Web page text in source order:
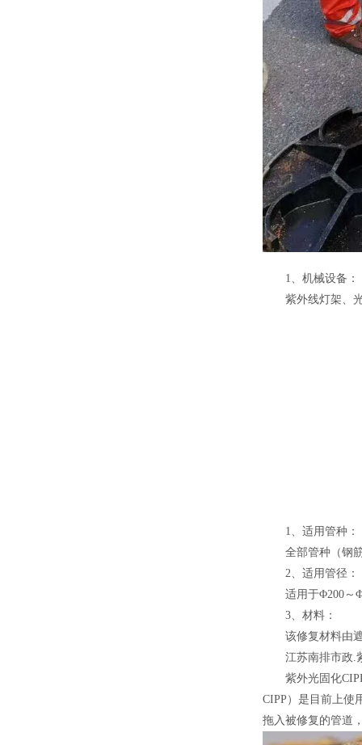
1、机械设备：
紫外线灯架、
1、适用管种：
全部管种（钢
2、适用管径：
适用于Φ200～
3、材料：
该修复材料由
江苏南排市政.
紫外光固化
CIPP）是目前上使
拖入被修复的管道